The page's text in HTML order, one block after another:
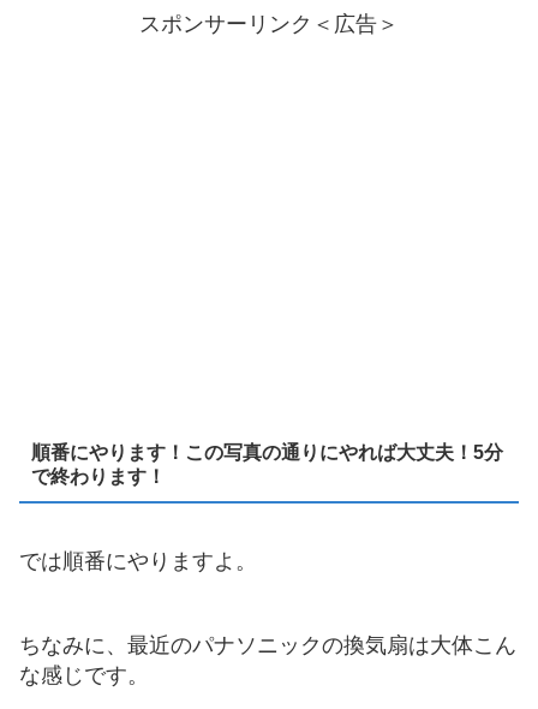
スポンサーリンク＜広告＞
順番にやります！この写真の通りにやれば大丈夫！5分
で終わります！
では順番にやりますよ。
ちなみに、最近のパナソニックの換気扇は大体こん
な感じです。